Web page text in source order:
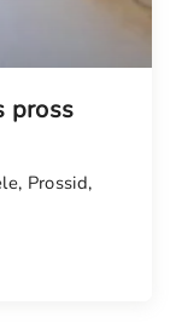
pross
, Prossid,